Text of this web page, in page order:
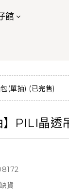
館
(單抽) (已完售)
】PILI晶
缺貨